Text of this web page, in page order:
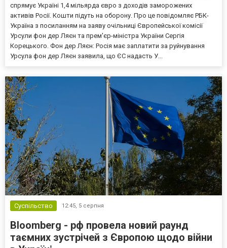
спрямує Україні 1,4 мільярда євро з доходів заморожених
активів Росії. Кошти підуть на оборону. Про це повідомляє РБК-
Україна з посиланням на заяву очільниці Європейської комісії
Урсули фон дер Ляєн та прем'єр-міністра України Сергія
Корецького. Фон дер Ляєн: Росія має заплатити за руйнування
Урсула фон дер Ляєн заявила, що ЄС надасть У...
Суспільство 12:45, 5 серпня
Bloomberg - рф провела новий раунд
таємних зустрічей з Європою щодо війни